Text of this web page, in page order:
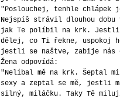
"Poslouchej, tenhle chlápek
Nejspíš strávil dlouhou dobu
jak Te políbil na krk. Jestli
dělej, co Ti řekne, uspokoj
jestli se naštve, zabije nás
Žena odpovídá:
"Nelíbal mě na krk. Šeptal
sexy a zeptal se mě, jestli
silný, miláčku. Taky Tě